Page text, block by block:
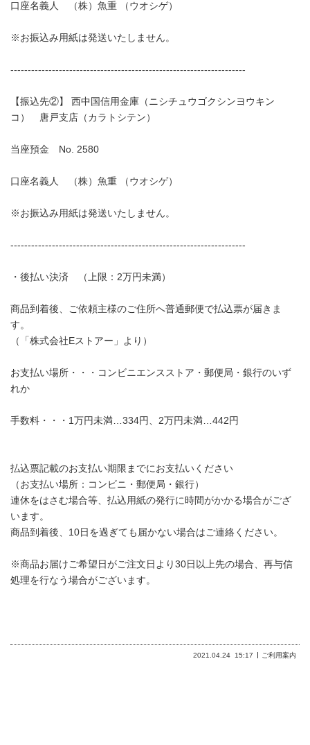
口座名義人 （株）魚重 （ウオシゲ）
※お振込み用紙は発送いたしません。
--------------------------------------------------------------------
【振込先②】 西中国信用金庫（ニシチュウゴクシンヨウキン
コ） 唐戸支店（カラトシテン）
当座預金 No. 2580
口座名義人 （株）魚重 （ウオシゲ）
※お振込み用紙は発送いたしません。
--------------------------------------------------------------------
・後払い決済 （上限：2万円未満）
商品到着後、ご依頼主様のご住所へ普通郵便で払込票が届きま
す。
（「株式会社Eストアー」より）
お支払い場所・・・コンビニエンスストア・郵便局・銀行のいず
れか
手数料・・・1万円未満…334円、2万円未満…442円
払込票記載のお支払い期限までにお支払いください
（お支払い場所：コンビニ・郵便局・銀行）
連休をはさむ場合等、払込用紙の発行に時間がかかる場合がござ
います。
商品到着後、10日を過ぎても届かない場合はご連絡ください。
※商品お届けご希望日がご注文日より30日以上先の場合、再与信
処理を行なう場合がございます。
2021.04.24 15:17 ご利用案内